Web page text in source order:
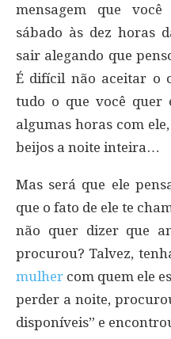
mensagem que
sábado às dez horas
sair alegando que
É difícil não aceitar o
tudo o que você quer
algumas horas com
beijos a noite inteira…
Mas será que ele
que o fato de ele te
não quer dizer que
procurou? Talvez,
mulher com quem ele
perder a noite,
disponíveis” e